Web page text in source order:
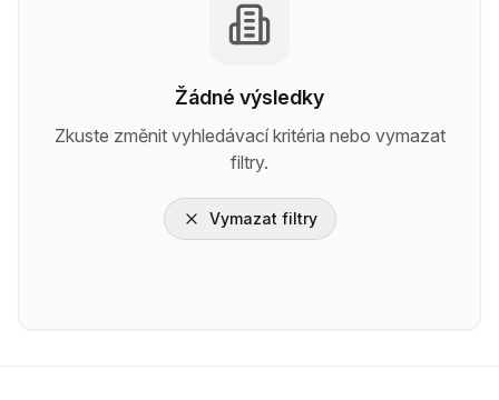
Žádné výsledky
Zkuste změnit vyhledávací kritéria nebo vymazat
filtry.
Vymazat filtry